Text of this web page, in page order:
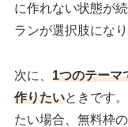
に作れない状態が
ランが選択肢になり
次に、1つのテーマ
作りたいときです
たい場合、無料枠